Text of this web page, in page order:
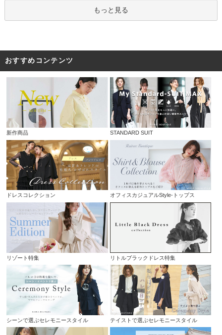
もっと見る
おすすめコンテンツ
新作商品 STANDARD SUIT
ドレスコレクション オフィスカジュアルStyle-トップス
リゾート特集 リトルブラックドレス特集
シーンで選ぶセレモニースタイル テイストで選ぶセレモニースタイル